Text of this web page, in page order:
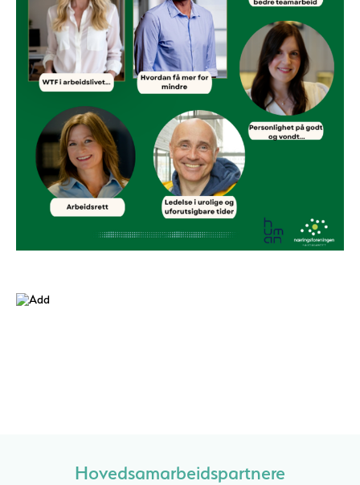
Hovedsamarbeidspartnere